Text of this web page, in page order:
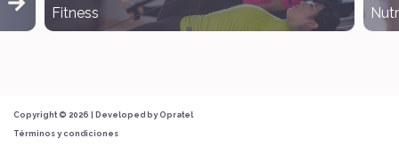
Fitness
Copyright © 2026 | Developed by Opratel
Términos y condiciones